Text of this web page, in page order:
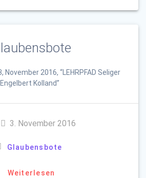
November 2016, “LEHRPFAD Seliger
Engelbert Kolland”
3. November 2016
Glaubensbote
Weiterlesen